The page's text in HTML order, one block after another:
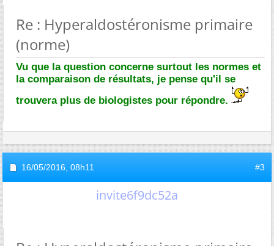
Re : Hyperaldostéronisme primaire
(norme)
Vu que la question concerne surtout les normes et
la comparaison de résultats, je pense qu'il se
trouvera plus de biologistes pour répondre.
16/05/2016, 08h11 #3
invite6f9dc52a